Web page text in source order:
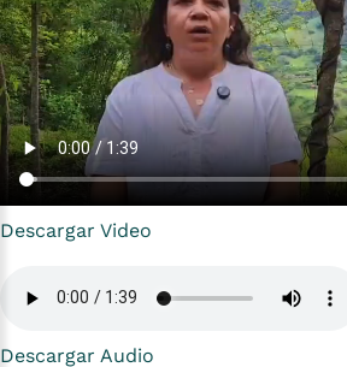
Descargar Video
Descargar Audio